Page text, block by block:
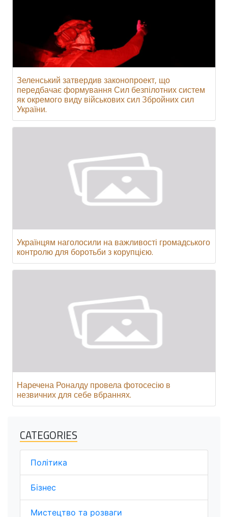
Зеленський затвердив законопроект, що
передбачає формування Сил безпілотних систем
як окремого виду військових сил Збройних сил
України.
Українцям наголосили на важливості громадського
контролю для боротьби з корупцією.
Наречена Роналду провела фотосесію в
незвичних для себе вбраннях.
CATEGORIES
Політика
Бізнес
Мистецтво та розваги